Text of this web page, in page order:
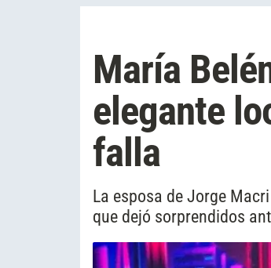
María
elegante
falla
La esposa de Jorge
que dejó sorprendidos